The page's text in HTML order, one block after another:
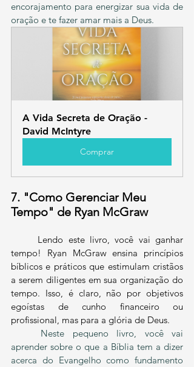
encorajamento para energizar sua vida de
oração e te fazer amar mais a Deus.
A Vida Secreta de Oração -
David McIntyre
Comprar
7. "Como Gerenciar Meu
Tempo" de Ryan McGraw
tempo! Ryan McGraw ensina princípios
bíblicos e práticos que estimulam cristãos
a serem diligentes em sua organização do
tempo. Isso, é claro, não por objetivos
egoístas de cunho financeiro ou
profissional, mas para a glória de Deus.
Neste pequeno livro, você vai
aprender sobre o que a Bíblia tem a dizer
acerca do Evangelho como fundamento